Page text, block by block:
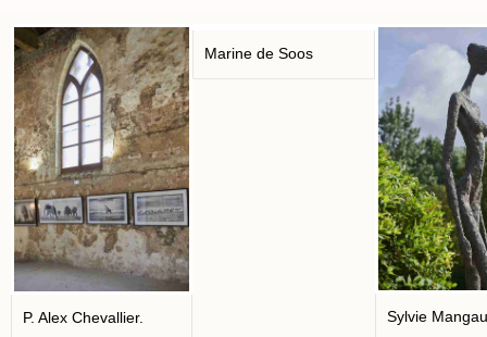
P. Alex Chevallier.
Marine de Soos
Sylvie